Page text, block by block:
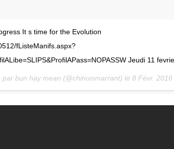
It s time for the Evolution
fListeManifs.aspx?
Jeudi 11
par bun hay mean (@chinoismarrant) le 8 Févr.